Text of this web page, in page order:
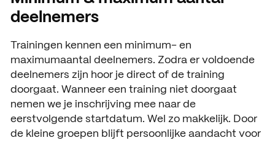
deelnemers
Trainingen kennen een minimum- en
maximumaantal deelnemers. Zodra er voldoende
deelnemers zijn hoor je direct of de training
doorgaat. Wanneer een training niet doorgaat
nemen we je inschrijving mee naar de
eerstvolgende startdatum. Wel zo makkelijk. Door
de kleine groepen blijft persoonlijke aandacht voor